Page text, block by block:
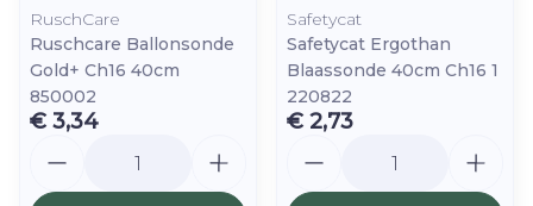
RuschCare
Ruschcare Ballonsonde
Gold+ Ch16 40cm
850002
€ 3,34
Safetycat
Safetycat Ergothan
Blaassonde 40cm Ch16 1
220822
€ 2,73